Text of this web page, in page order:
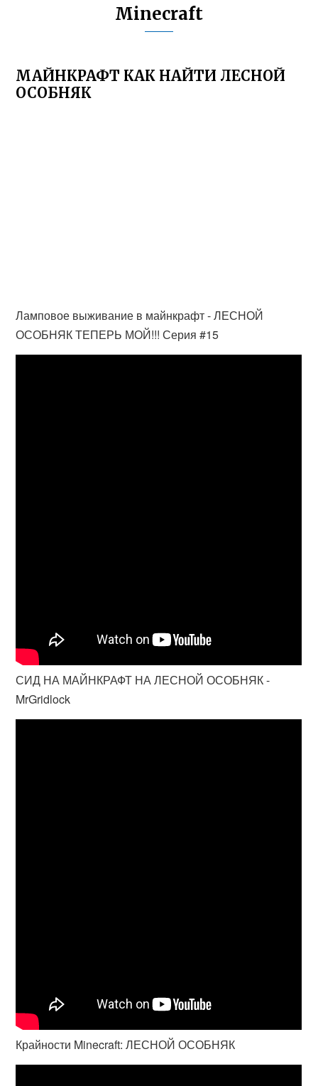
Minecraft
МАЙНКРАФТ КАК НАЙТИ ЛЕСНОЙ
ОСОБНЯК
Ламповое выживание в майнкрафт - ЛЕСНОЙ
ОСОБНЯК ТЕПЕРЬ МОЙ!!! Серия #15
СИД НА МАЙНКРАФТ НА ЛЕСНОЙ ОСОБНЯК -
MrGridlock
Крайности Minecraft: ЛЕСНОЙ ОСОБНЯК